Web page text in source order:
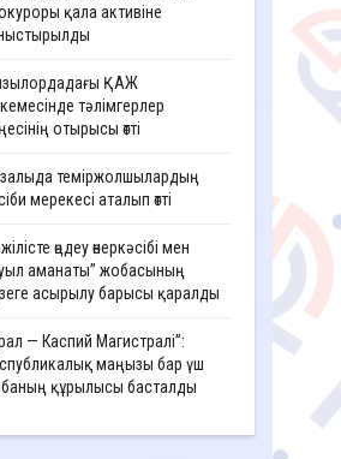
қала активіне
ҚАЖ
тәлімгерлер
отырысы өтті
теміржолшылардың
мерекесі аталып өтті
өңдеу өнеркәсібі мен
аманаты” жобасының
асырылу барысы қаралды
— Каспий Магистралі”:
маңызы бар үш
құрылысы басталды